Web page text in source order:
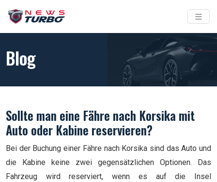
Blog
Sollte man eine Fähre nach Korsika mit
Auto oder Kabine reservieren?
Bei der Buchung einer Fähre nach Korsika sind das Auto und
die Kabine keine zwei gegensätzlichen Optionen. Das
Fahrzeug wird reserviert, wenn es auf die Insel